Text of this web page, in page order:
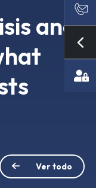
and
Ver todo